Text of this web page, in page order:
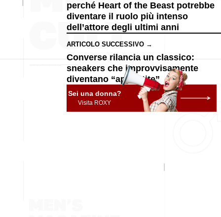
perché Heart of the Beast potrebbe
diventare il ruolo più intenso
dell’attore degli ultimi anni
ARTICOLO SUCCESSIVO →
Converse rilancia un classico:
sneakers che improvvisamente
diventano “appuntite”
Sei una donna?
Visita ROXY